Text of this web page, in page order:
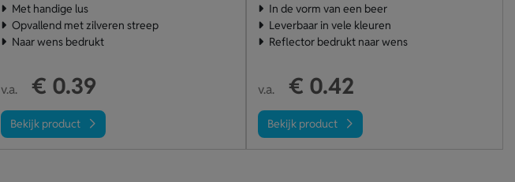
Met handige lus
Opvallend met zilveren streep
Naar wens bedrukt
v.a. € 0.39
Bekijk product
In de vorm van een beer
Leverbaar in vele kleuren
Reflector bedrukt naar wens
v.a. € 0.42
Bekijk product